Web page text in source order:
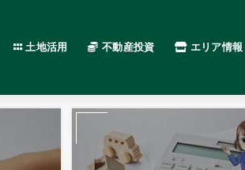
土地活用 不動産投資 エリア情報